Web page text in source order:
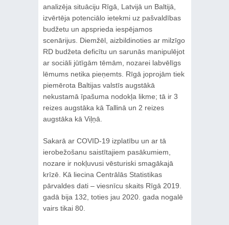
analizēja situāciju Rīgā, Latvijā un Baltijā,
izvērtēja potenciālo ietekmi uz pašvaldības
budžetu un apsprieda iespējamos
scenārijus. Diemžēl, aizbildinoties ar milzīgo
RD budžeta deficītu un sarunās manipulējot
ar sociāli jūtīgām tēmām, nozarei labvēlīgs
lēmums netika pieņemts. Rīgā joprojām tiek
piemērota Baltijas valstīs augstākā
nekustamā īpašuma nodokļa likme; tā ir 3
reizes augstāka kā Tallinā un 2 reizes
augstāka kā Viļņā.
Sakarā ar COVID-19 izplatību un ar tā
ierobežošanu saistītajiem pasākumiem,
nozare ir nokļuvusi vēsturiski smagākajā
krīzē. Kā liecina Centrālās Statistikas
pārvaldes dati – viesnīcu skaits Rīgā 2019.
gadā bija 132, toties jau 2020. gada nogalē
vairs tikai 80.